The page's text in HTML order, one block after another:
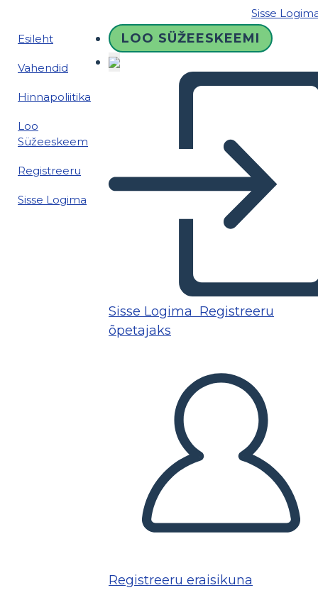
Sisse
Esileht
Vahendid
Hinnapoliitika
Loo
Süžeeskeem
Registreeru
Sisse Logima
LOO SÜŽEESKEEMI
Sisse Logima Registreeru
õpetajaks
Registreeru eraisikuna